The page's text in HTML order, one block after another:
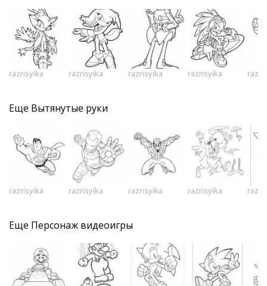
razrisyika razrisyika razrisyika razrisyika
Еще Вытянутые руки
razrisyika razrisyika razrisyika razrisyika
Еще Персонаж видеоигры